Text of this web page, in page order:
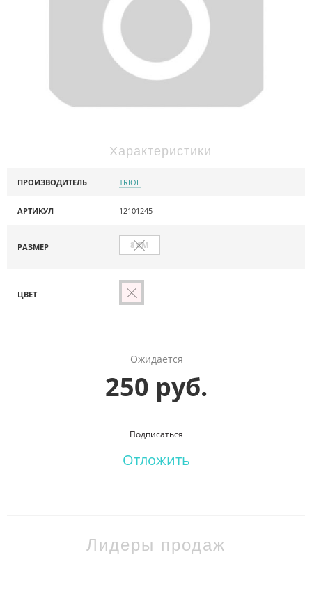
Характеристики
ПРОИЗВОДИТЕЛЬ TRIOL
АРТИКУЛ 12101245
РАЗМЕР 8 СМ
ЦВЕТ
Ожидается
250 руб.
Подписаться
Отложить
Лидеры продаж